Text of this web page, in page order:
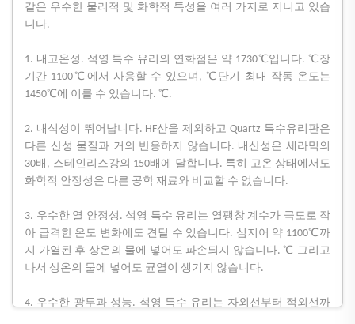
같은 우수한 물리적 및 화학적 특성을 여러 가지로 지니고 있습
니다.
1. 내고온성. 석영 특수 유리의 연화점은 약 1730℃입니다.℃ 장
기간 1100℃에서 사용할 수 있으며,℃ 단기 최대 작동 온도는
1450℃에 이를 수 있습니다. ℃.
2. 내식성이 뛰어납니다. HF산을 제외하고 Quartz 특수유리판은
다른 산성 물질과 거의 반응하지 않습니다. 내산성은 세라믹의
30배, 스테인리스강의 150배에 달합니다. 특히 고온 상태에서도
화학적 안정성은 다른 공학 재료와 비교할 수 없습니다.
3. 우수한 열 안정성. 석영 특수 유리는 열팽창 계수가 극도로 작
아 급격한 온도 변화에도 견딜 수 있습니다. 심지어 약 1100℃까
지 가열된 후 상온의 물에 넣어도 파손되지 않습니다. ℃ 그리고
나서 상온의 물에 넣어도 균열이 생기지 않습니다.
4. 우수한 광투과 성능. 석영 특수 유리는 자외선부터 적외선까